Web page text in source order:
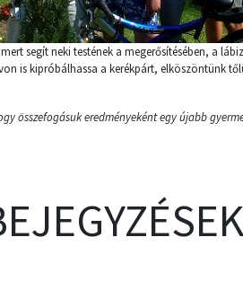
segít neki testének a megerősítésében, a
is kipróbálhassa a kerékpárt, elköszöntünk
összefogásuk eredményeként egy újabb